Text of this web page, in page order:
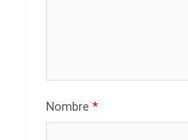
Nombre *